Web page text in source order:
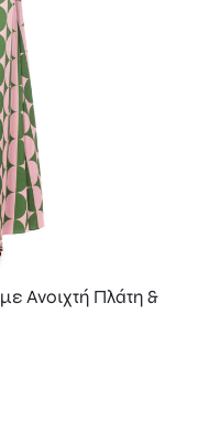
Ανοιχτή Πλάτη &